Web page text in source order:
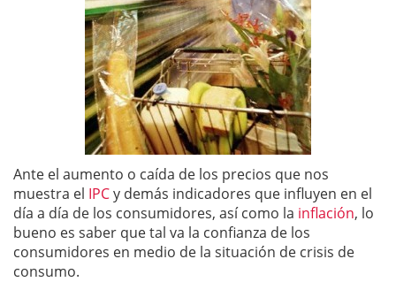
Ante el aumento o caída de los precios que nos
muestra el IPCy demás indicadores que influyen en el
día a día de los consumidores, así como la inflación, lo
bueno es saber que tal va la confianza de los
consumidores en medio de la situación de crisis de
consumo.